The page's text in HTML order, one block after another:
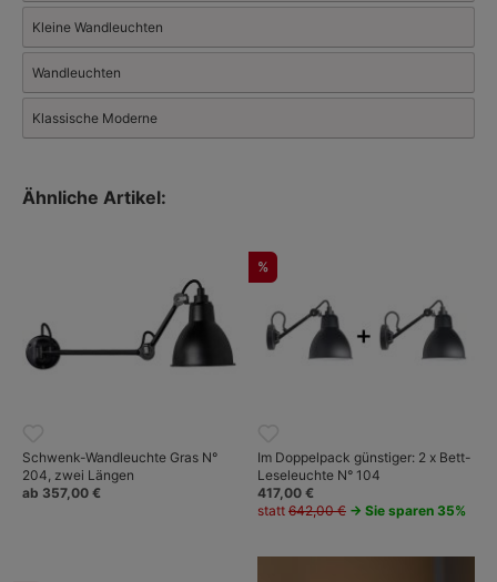
Kleine Wandleuchten
Wandleuchten
Klassische Moderne
Ähnliche Artikel:
Schwenk-Wandleuchte Gras N°
204, zwei Längen
ab 357,00 €
%
Im Doppelpack günstiger: 2 x Bett-
Leseleuchte N° 104
417,00 €
statt 642,00 € → Sie sparen 35%